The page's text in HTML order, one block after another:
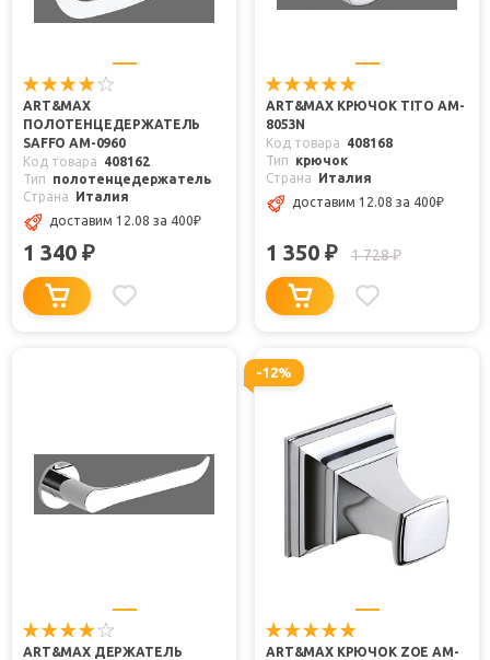
ART&MAX
ПОЛОТЕНЦЕДЕРЖАТЕЛЬ
SAFFO AM-0960
Код товара
408162
Тип
полотенцедержатель
Страна
Италия
доставим 12.08 за 400₽
1 340 ₽
ART&MAX КРЮЧОК TITO AM-
8053N
Код товара
408168
Тип
крючок
Страна
Италия
доставим 12.08 за 400₽
1 350 ₽ 1 728₽
ART&MAX ДЕРЖАТЕЛЬ
-12%
ART&MAX КРЮЧОК ZOE AM-